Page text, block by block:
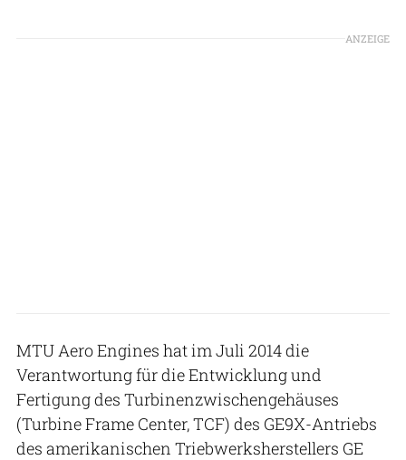
ANZEIGE
MTU Aero Engines hat im Juli 2014 die
Verantwortung für die Entwicklung und
Fertigung des Turbinenzwischengehäuses
(Turbine Frame Center, TCF) des GE9X-Antriebs
des amerikanischen Triebwerksherstellers GE